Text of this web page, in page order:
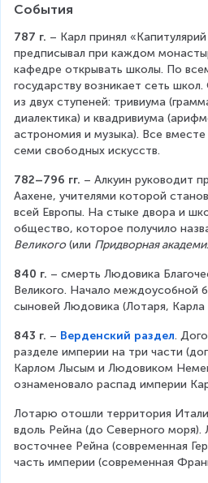
События
787 г. – Карл принял
предписывал при каждом
кафедре открывать школы. По
государству возникает сеть
из двух ступеней: тривиума
диалектика) и квадривиума
астрономия и музыка). Все
семи свободных искусств.
782–796 гг. – Алкуин руководит
Аахене, учителями которой
всей Европы. На стыке двора и
общество, которое получило
Великого (или Придворная
840 г. – смерть Людовика
Великого. Начало междоусобной
сыновей Людовика (Лотаря,
843 г. – Верденский раздел.
разделе империи на три части
Карлом Лысым и Людовиком
ознаменовало распад империи
Лотарю отошли территория
вдоль Рейна (до Северного моря).
восточнее Рейна (современная
часть империи (современная